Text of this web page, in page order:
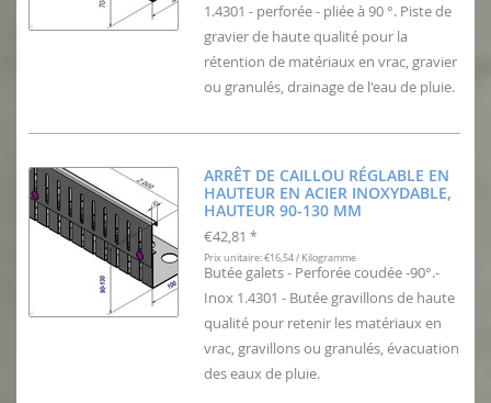
1.4301 - perforée - pliée à 90 °. Piste de
gravier de haute qualité pour la
rétention de matériaux en vrac, gravier
ou granulés, drainage de l'eau de pluie.
ARRÊT DE CAILLOU RÉGLABLE EN
HAUTEUR EN ACIER INOXYDABLE,
HAUTEUR 90-130 MM
€42,81 *
Prix unitaire: €16,54 / Kilogramme
Butée galets - Perforée coudée -90°.-
Inox 1.4301 - Butée gravillons de haute
qualité pour retenir les matériaux en
vrac, gravillons ou granulés, évacuation
des eaux de pluie.